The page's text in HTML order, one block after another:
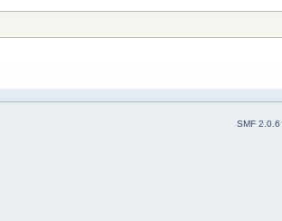
SMF 2.0.6